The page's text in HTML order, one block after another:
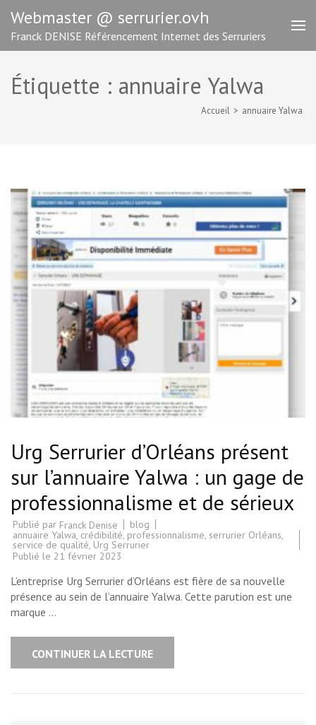
contenu
(Pressez
Webmaster @ serrurier.ovh
Franck DENISE Référencement Internet des Serruriers
Étiquette : annuaire Yalwa
Accueil > annuaire Yalwa
Urg Serrurier d’Orléans présent
sur l’annuaire Yalwa : un gage de
professionnalisme et de sérieux
Publié par Franck Denise
blog
annuaire Yalwa, crédibilité, professionnalisme, serrurier Orléans,
service de qualité, Urg Serrurier
Publié le 21 février 2023
L’entreprise Urg Serrurier d’Orléans est fière de sa nouvelle
présence au sein de l’annuaire Yalwa. Cette parution est une
marque …
CONTINUER LA LECTURE